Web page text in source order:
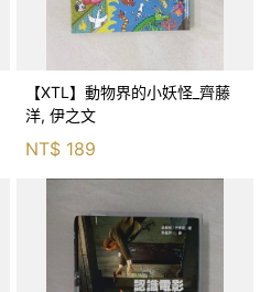
【XTL】動物界的小妖怪_齊藤
洋, 伊之文
NT$ 189